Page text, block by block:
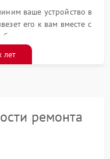
ваше устройство в
его к вам вместе с
лет
ремонта